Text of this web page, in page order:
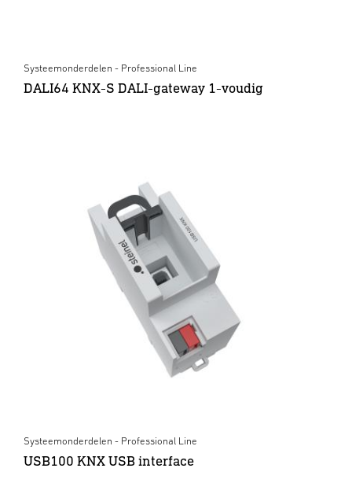
Systeemonderdelen - Professional Line
DALI64 KNX-S DALI-gateway 1-voudig
Systeemonderdelen - Professional Line
USB100 KNX USB interface